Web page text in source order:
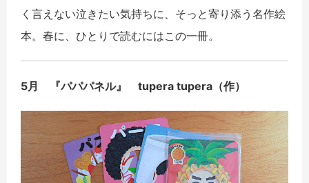
く言えない泣きたい気持ちに、そっと寄り添う名作絵
本。春に、ひとりで読むにはこの一冊。
5月 『パパパネル』 tupera tupera（作）